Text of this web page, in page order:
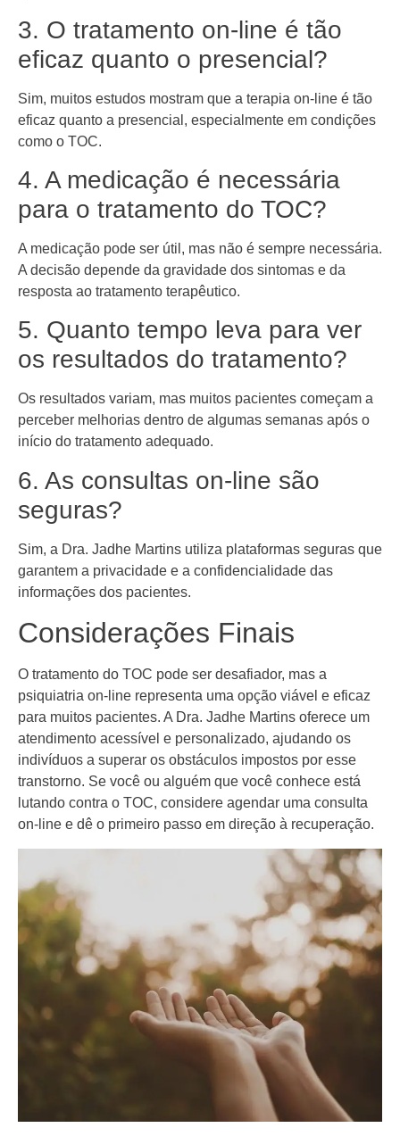
3. O tratamento on-line é tão
eficaz quanto o presencial?
Sim, muitos estudos mostram que a terapia on-line é tão
eficaz quanto a presencial, especialmente em condições
como o TOC.
4. A medicação é necessária
para o tratamento do TOC?
A medicação pode ser útil, mas não é sempre necessária.
A decisão depende da gravidade dos sintomas e da
resposta ao tratamento terapêutico.
5. Quanto tempo leva para ver
os resultados do tratamento?
Os resultados variam, mas muitos pacientes começam a
perceber melhorias dentro de algumas semanas após o
início do tratamento adequado.
6. As consultas on-line são
seguras?
Sim, a Dra. Jadhe Martins utiliza plataformas seguras que
garantem a privacidade e a confidencialidade das
informações dos pacientes.
Considerações Finais
O tratamento do TOC pode ser desafiador, mas a
psiquiatria on-line representa uma opção viável e eficaz
para muitos pacientes. A Dra. Jadhe Martins oferece um
atendimento acessível e personalizado, ajudando os
indivíduos a superar os obstáculos impostos por esse
transtorno. Se você ou alguém que você conhece está
lutando contra o TOC, considere agendar uma consulta
on-line e dê o primeiro passo em direção à recuperação.